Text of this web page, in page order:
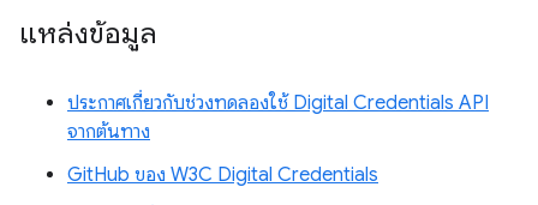
แหล่งข้อมูล
ประกาศเกี่ยวกับช่วงทดลองใช้ Digital Credentials API
จากต้นทาง
GitHub ของ W3C Digital Credentials